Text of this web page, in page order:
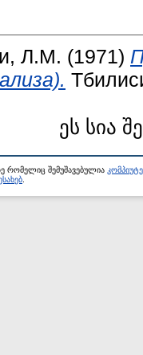
Л.М. (1971)
ეს სია
რომელიც შემუშავებულია